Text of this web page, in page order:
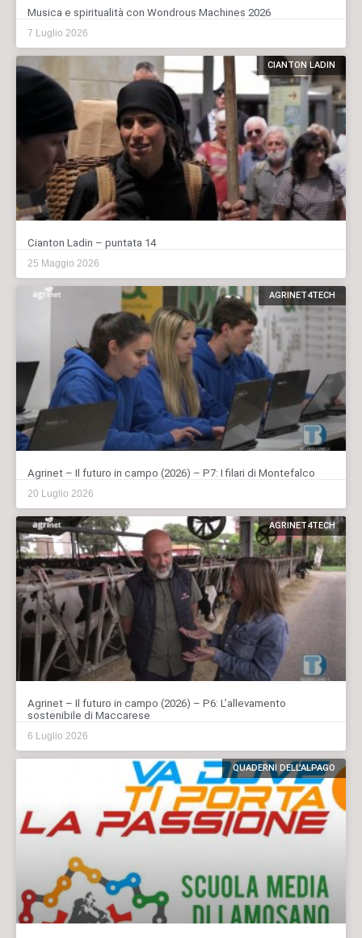
Musica e spiritualità con Wondrous Machines 2026
7 Luglio 2026
CIANTON LADIN
Cianton Ladin – puntata 14
25 Maggio 2026
AGRINET4TECH
Agrinet – Il futuro in campo (2026) – P7: I filari di Montefalco
20 Luglio 2026
AGRINET4TECH
Agrinet – Il futuro in campo (2026) – P6: L’allevamento
sostenibile di Maccarese
6 Luglio 2026
QUADERNI DELL'ALPAGO